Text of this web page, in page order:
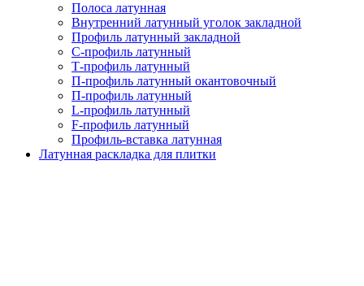
Полоса латунная
Внутренний латунный уголок закладной
Профиль латунный закладной
С-профиль латунный
Т-профиль латунный
П-профиль латунный окантовочный
П-профиль латунный
L-профиль латунный
F-профиль латунный
Профиль-вставка латунная
Латунная раскладка для плитки